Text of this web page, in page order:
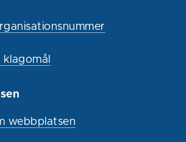
webbplatsen